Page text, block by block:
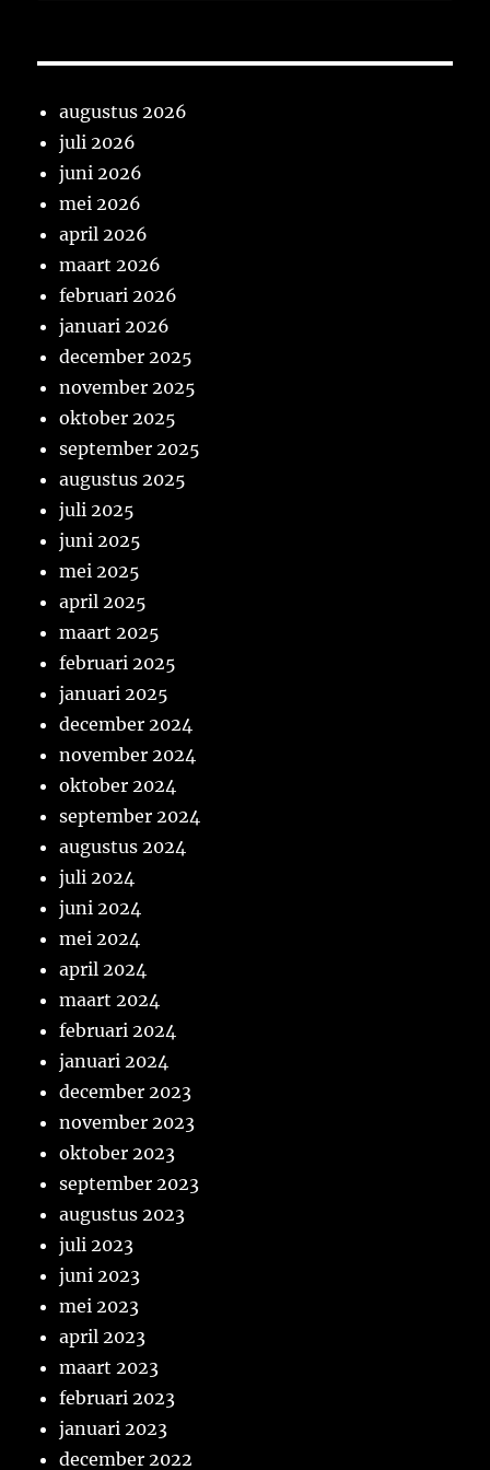
augustus 2026
juli 2026
juni 2026
mei 2026
april 2026
maart 2026
februari 2026
januari 2026
december 2025
november 2025
oktober 2025
september 2025
augustus 2025
juli 2025
juni 2025
mei 2025
april 2025
maart 2025
februari 2025
januari 2025
december 2024
november 2024
oktober 2024
september 2024
augustus 2024
juli 2024
juni 2024
mei 2024
april 2024
maart 2024
februari 2024
januari 2024
december 2023
november 2023
oktober 2023
september 2023
augustus 2023
juli 2023
juni 2023
mei 2023
april 2023
maart 2023
februari 2023
januari 2023
december 2022